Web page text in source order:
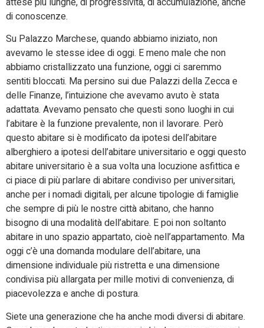
di conoscenze.
Su Palazzo Marchese, quando abbiamo iniziato, non
avevamo le stesse idee di oggi. E meno male che non
abbiamo cristallizzato una funzione, oggi ci saremmo
sentiti bloccati. Ma persino sui due Palazzi della Zecca e
delle Finanze, l’intuizione che avevamo avuto è stata
adattata. Avevamo pensato che questi sono luoghi in cui
l’abitare è la funzione prevalente, non il lavorare. Però
questo abitare si è modificato da ipotesi dell’abitare
alberghiero a ipotesi dell’abitare universitario e oggi questo
abitare universitario è a sua volta una locuzione asfittica e
ci piace di più parlare di abitare condiviso per universitari,
anche per i nomadi digitali, per alcune tipologie di famiglie
che sempre di più le nostre città abitano, che hanno
bisogno di una modalità dell’abitare. E poi non soltanto
abitare in uno spazio appartato, cioè nell’appartamento. Ma
oggi c’è una domanda modulare dell’abitare, una
dimensione individuale più ristretta e una dimensione
condivisa più allargata per mille motivi di convenienza, di
piacevolezza e anche di postura.
Siete una generazione che ha anche modi diversi di abitare.